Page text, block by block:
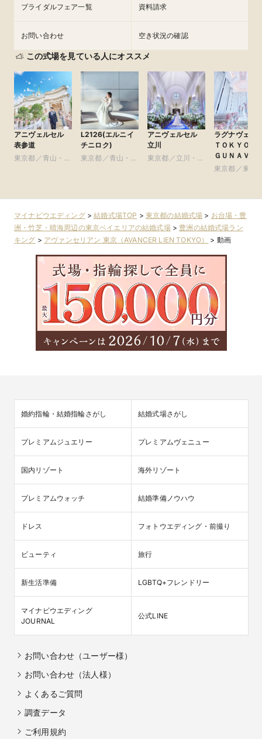
ブライダルフェア一覧 資料請求
お問い合わせ 空き状況の確認
この式場を見ている人にオススメ
アニヴェルセル
表参道
東京都／青山・表
L2126(エルニイ
チニロク)
東京都／青山・表
アニヴェルセル
立川
東京都／立川・八
ラグナヴェー
ＴＯＫＹＯ（
ＧＵＮＡＶＥ
ＴＯＫＹＯ）
東京都／東京
マイナビウエディング>結婚式場TOP > 東京都の結婚式場 > お台場・豊
洲・竹芝・晴海周辺の東京ベイエリアの結婚式場> 豊洲の結婚式場ラン
キング > アヴァンセリアン 東京（AVANCER LIEN TOKYO） > 動画
婚約指輪・結婚指輪さがし 結婚式場さがし
プレミアムジュエリー プレミアムヴェニュー
国内リゾート 海外リゾート
プレミアムウォッチ 結婚準備ノウハウ
ドレス フォトウエディング・前撮り
ビューティ 旅行
新生活準備 LGBTQ+フレンドリー
マイナビウエディング
JOURNAL
公式LINE
お問い合わせ（ユーザー様）
お問い合わせ（法人様）
よくあるご質問
調査データ
ご利用規約